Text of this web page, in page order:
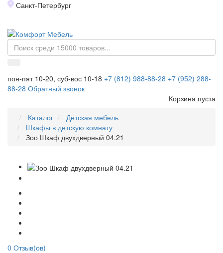
Санкт-Петербург
пон-пят 10-20, суб-вос 10-18 +7 (812) 988-88-28 +7 (952) 288-
88-28 Обратный звонок
Корзина пуста
Каталог
Детская мебель
Шкафы в детскую комнату
Зоо Шкаф двухдверный 04.21
0 Отзыв(ов)